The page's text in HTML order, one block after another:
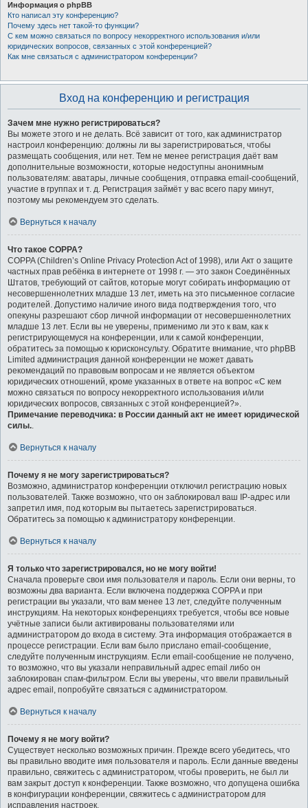
Информация о phpBB
Кто написал эту конференцию?
Почему здесь нет такой-то функции?
С кем можно связаться по вопросу некорректного использования и/или
юридических вопросов, связанных с этой конференцией?
Как мне связаться с администратором конференции?
Вход на конференцию и регистрация
Зачем мне нужно регистрироваться?
Вы можете этого и не делать. Всё зависит от того, как администратор
настроил конференцию: должны ли вы зарегистрироваться, чтобы
размещать сообщения, или нет. Тем не менее регистрация даёт вам
дополнительные возможности, которые недоступны анонимным
пользователям: аватары, личные сообщения, отправка email-сообщений,
участие в группах и т. д. Регистрация займёт у вас всего пару минут,
поэтому мы рекомендуем это сделать.
Вернуться к началу
Что такое COPPA?
COPPA (Children’s Online Privacy Protection Act of 1998), или Акт о защите
частных прав ребёнка в интернете от 1998 г. — это закон Соединённых
Штатов, требующий от сайтов, которые могут собирать информацию от
несовершеннолетних младше 13 лет, иметь на это письменное согласие
родителей. Допустимо наличие иного вида подтверждения того, что
опекуны разрешают сбор личной информации от несовершеннолетних
младше 13 лет. Если вы не уверены, применимо ли это к вам, как к
регистрирующемуся на конференции, или к самой конференции,
обратитесь за помощью к юрисконсульту. Обратите внимание, что phpBB
Limited администрация данной конференции не может давать
рекомендаций по правовым вопросам и не является объектом
юридических отношений, кроме указанных в ответе на вопрос «С кем
можно связаться по вопросу некорректного использования и/или
юридических вопросов, связанных с этой конференцией?».
Примечание переводчика: в России данный акт не имеет юридической
силы..
Вернуться к началу
Почему я не могу зарегистрироваться?
Возможно, администратор конференции отключил регистрацию новых
пользователей. Также возможно, что он заблокировал ваш IP-адрес или
запретил имя, под которым вы пытаетесь зарегистрироваться.
Обратитесь за помощью к администратору конференции.
Вернуться к началу
Я только что зарегистрировался, но не могу войти!
Сначала проверьте свои имя пользователя и пароль. Если они верны, то
возможны два варианта. Если включена поддержка COPPA и при
регистрации вы указали, что вам менее 13 лет, следуйте полученным
инструкциям. На некоторых конференциях требуется, чтобы все новые
учётные записи были активированы пользователями или
администратором до входа в систему. Эта информация отображается в
процессе регистрации. Если вам было прислано email-сообщение,
следуйте полученным инструкциям. Если email-сообщение не получено,
то возможно, что вы указали неправильный адрес email либо он
заблокирован спам-фильтром. Если вы уверены, что ввели правильный
адрес email, попробуйте связаться с администратором.
Вернуться к началу
Почему я не могу войти?
Существует несколько возможных причин. Прежде всего убедитесь, что
вы правильно вводите имя пользователя и пароль. Если данные введены
правильно, свяжитесь с администратором, чтобы проверить, не был ли
вам закрыт доступ к конференции. Также возможно, что допущена ошибка
в конфигурации конференции, свяжитесь с администратором для
исправления настроек.